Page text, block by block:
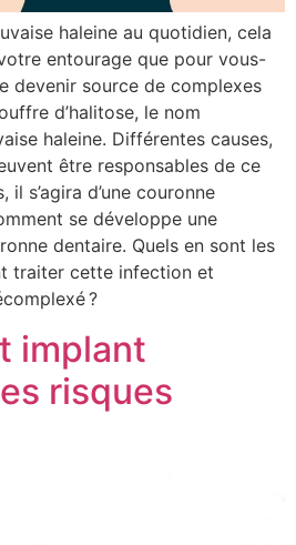
haleine au quotidien, cela
entourage que pour vous-
devenir source de complexes
d’halitose, le nom
haleine. Différentes causes,
être responsables de ce
s’agira d’une couronne
se développe une
dentaire. Quels en sont les
traiter cette infection et
?
implant
risques